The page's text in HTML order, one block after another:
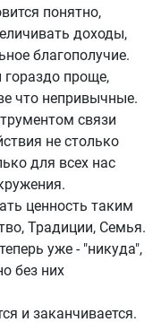
понятно,
доходы,
благополучие.
гораздо проще,
что непривычные.
связи
не столько
для всех нас
ценность таким
Традиции, Семья.
уже - "никуда",
без них
и заканчивается.